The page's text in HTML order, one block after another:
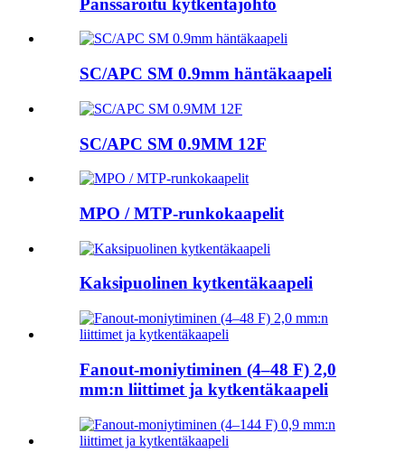
SC/APC SM 0.9mm häntäkaapeli
SC/APC SM 0.9MM 12F
MPO / MTP-runkokaapelit
Kaksipuolinen kytkentäkaapeli
Fanout-moniytiminen (4–48 F) 2,0
mm:n liittimet ja kytkentäkaapeli